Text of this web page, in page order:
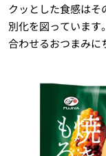
クッとした食感は
別化を図っています
合わせるおつまみに